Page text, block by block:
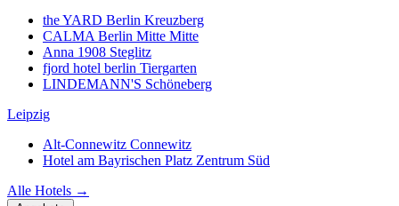
the YARD Berlin Kreuzberg
CALMA Berlin Mitte Mitte
Anna 1908 Steglitz
fjord hotel berlin Tiergarten
LINDEMANN'S Schöneberg
Leipzig
Alt-Connewitz Connewitz
Hotel am Bayrischen Platz Zentrum Süd
Alle Hotels →